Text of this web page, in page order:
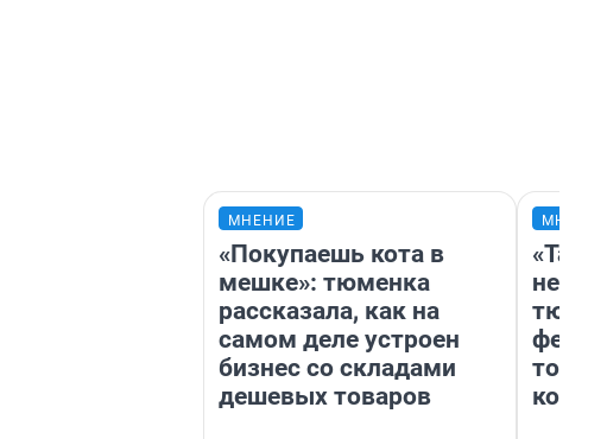
МНЕНИЕ
«Покупаешь кота в
мешке»: тюменка
рассказала, как на
самом деле устроен
бизнес со складами
дешевых товаров
не